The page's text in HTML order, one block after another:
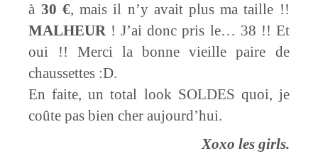
à 30 €, mais il n’y avait plus ma taille !!
MALHEUR! J’ai donc pris le… 38 !! Et
oui !! Merci la bonne vieille paire de
chaussettes :D.
En faite, un total look SOLDES quoi, je
coûte pas bien cher aujourd’hui.
Xoxo les girls.